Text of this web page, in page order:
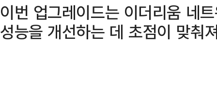
이번 업그레이드는 이더리움 네
성능을 개선하는 데 초점이 맞춰